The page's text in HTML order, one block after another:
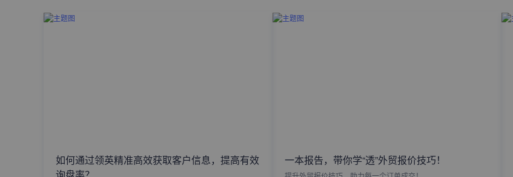
如何通过领英精准高效获取客户信息，提高有效
一本报告，带你学“透”外贸报价技巧！